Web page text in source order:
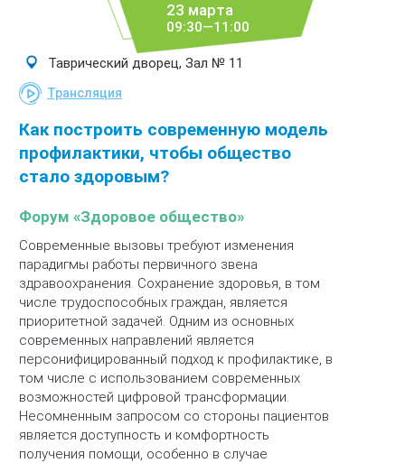
23 марта
09:30—11:00
Таврический дворец, Зал № 11
Трансляция
Как построить современную модель
профилактики, чтобы общество
стало здоровым?
Форум «Здоровое общество»
Современные вызовы требуют изменения
парадигмы работы первичного звена
здравоохранения. Сохранение здоровья, в том
числе трудоспособных граждан, является
приоритетной задачей. Одним из основных
современных направлений является
персонифицированный подход к профилактике, в
том числе с использованием современных
возможностей цифровой трансформации.
Несомненным запросом со стороны пациентов
является доступность и комфортность
получения помощи, особенно в случае